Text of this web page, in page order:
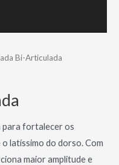
Bi-Articulada
para fortalecer os
latíssimo do dorso. Com
maior amplitude e